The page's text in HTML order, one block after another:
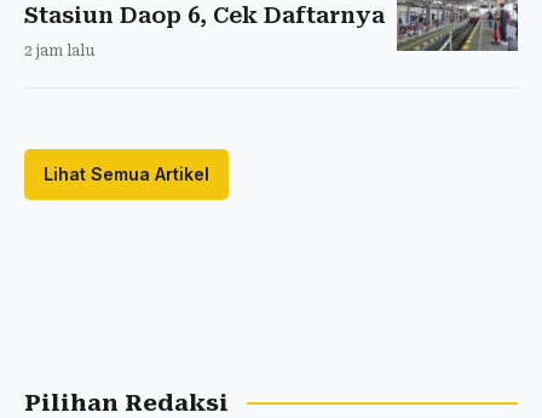
Stasiun Daop 6, Cek Daftarnya
2 jam lalu
Lihat Semua Artikel
Pilihan Redaksi